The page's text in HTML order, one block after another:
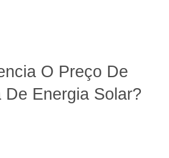
O Preço De
De Energia Solar?